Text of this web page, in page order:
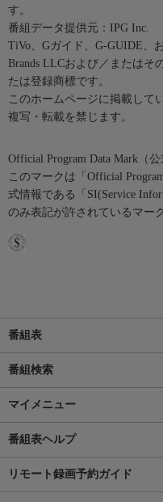
す。
番組データ提供元：IPG Inc.
TiVo、Gガイド、G-GUIDE、
Brands LLCおよび／またはそ
たは登録商標です。
このホームページに掲載して
複写・転載を禁じます。
Official Program Data Mark（
このマークは「Official
式情報である「SI(Service
のみ表記が許されているマー
番組表
番組検索
マイメニュー
番組表ヘルプ
リモート録画予約ガイド